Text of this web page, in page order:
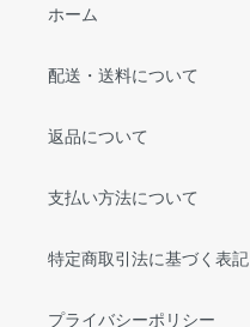
ホーム
配送・送料について
返品について
支払い方法について
特定商取引法に基づく表記
プライバシーポリシー